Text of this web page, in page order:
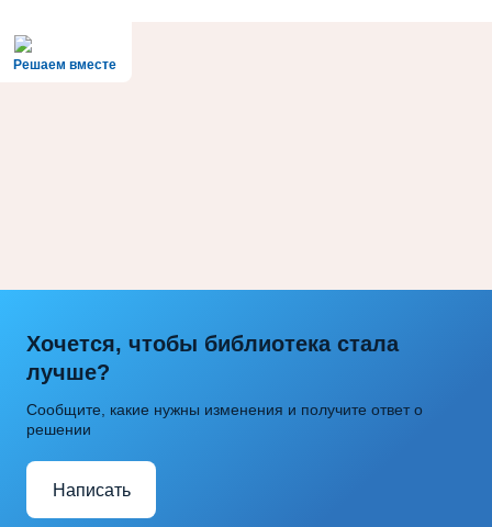
Решаем вместе
Хочется, чтобы библиотека стала
лучше?
Сообщите, какие нужны изменения и получите ответ о
решении
Написать